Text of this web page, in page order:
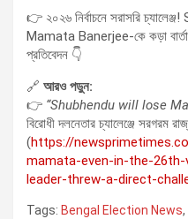
👉 ২০২৬ নির্বাচনে সরাসরি
Mamata Banerjee-কে কড়া বার্তা
প্রতিবেদন 👇
🔗 আরও পড়ুন:
👉 “Shubhendu will lose
বিরোধী দলনেতার চ্যালেঞ্জে সরগরম
(https://
mamata-even-in-the-
leader-threw-a-direct-
Tags: Bengal Election News,